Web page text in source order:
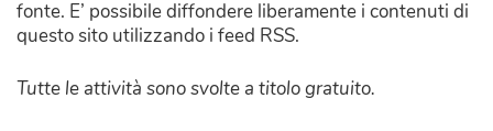
fonte. E’ possibile diffondere liberamente i contenuti di
questo sito utilizzando i feed RSS.
Tutte le attività sono svolte a titolo gratuito.